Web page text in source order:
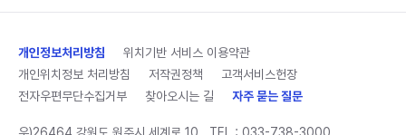
개인정보처리방침
위치기반 서비스 이용약관
개인위치정보 처리방침
저작권정책
고객서비스헌장
전자우편무단수집거부
찾아오시는 길 자주 묻는 질문